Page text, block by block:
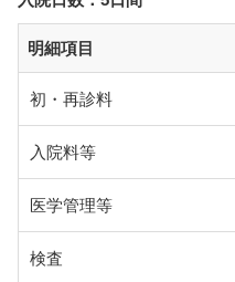
明細項目
初・再診料
入院料等
医学管理等
検査